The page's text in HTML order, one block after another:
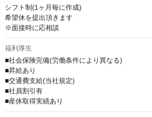
シフト制(1ヶ月毎に作成)
希望休を提出頂きます
※面接時に応相談
福利厚生
■社会保険完備(労働条件により異なる)
■昇給あり
■交通費支給(当社規定)
■社員割引有
■産休取得実績あり